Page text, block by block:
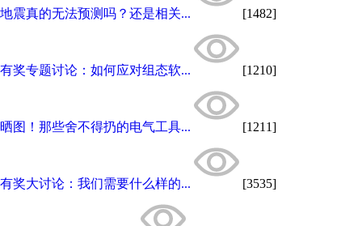
地震真的无法预测吗？还是相关... [1482]
有奖专题讨论：如何应对组态软... [1210]
晒图！那些舍不得扔的电气工具... [1211]
有奖大讨论：我们需要什么样的... [3535]